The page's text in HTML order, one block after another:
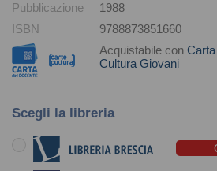
Pubblicazione
1988
ISBN
9788873851660
Acquistabile con
Cultura Giovani
Scegli la libreria